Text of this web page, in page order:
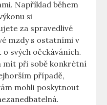
Například během
si
za spravedlivé
mzdy s ostatními v
svých očekáváních.
mít při sobě konkrétní
případě,
mohli poskytnout